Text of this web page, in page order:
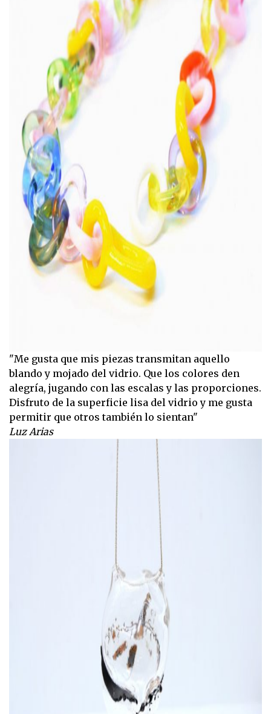
"Me gusta que mis piezas transmitan aquello
blando y mojado del vidrio. Que los colores den
alegría, jugando con las escalas y las proporciones.
Disfruto de la superficie lisa del vidrio y me gusta
permitir que otros también lo sientan"
Luz Arias